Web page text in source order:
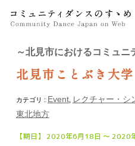
～北見市におけるコミュニ
北見市ことぶき大学
カテゴリ : Event, レクチャー・シ
東北地方
【期日】 2020年6月18日 〜 2020